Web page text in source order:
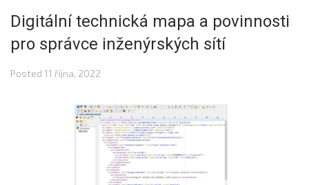
Digitální technická mapa a povinnosti
pro správce inženýrských sítí
Posted 11 října, 2022